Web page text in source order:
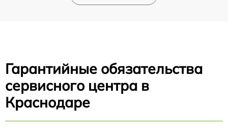
Гарантийные обязательства
сервисного центра в
Краснодаре